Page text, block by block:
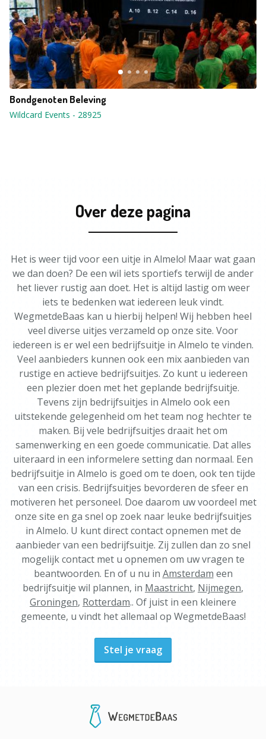
Bondgenoten Beleving
Wildcard Events - 28925
Over deze pagina
Het is weer tijd voor een uitje in Almelo! Maar wat gaan
we dan doen? De een wil iets sportiefs terwijl de ander
het liever rustig aan doet. Het is altijd lastig om weer
iets te bedenken wat iedereen leuk vindt.
WegmetdeBaas kan u hierbij helpen! Wij hebben heel
veel diverse uitjes verzameld op onze site. Voor
iedereen is er wel een bedrijfsuitje in Almelo te vinden.
Veel aanbieders kunnen ook een mix aanbieden van
rustige en actieve bedrijfsuitjes. Zo kunt u iedereen
een plezier doen met het geplande bedrijfsuitje.
Tevens zijn bedrijfsuitjes in Almelo ook een
uitstekende gelegenheid om het team nog hechter te
maken. Bij vele bedrijfsuitjes draait het om
samenwerking en een goede communicatie. Dat alles
uiteraard in een informelere setting dan normaal. Een
bedrijfsuitje in Almelo is goed om te doen, ook ten tijde
van een crisis. Bedrijfsuitjes bevorderen de sfeer en
motiveren het personeel. Doe daarom uw voordeel met
onze site en ga snel op zoek naar leuke bedrijfsuitjes
in Almelo. U kunt direct contact opnemen met de
aanbieder van een bedrijfsuitje. Zij zullen dan zo snel
mogelijk contact met u opnemen om uw vragen te
beantwoorden. En of u nu in Amsterdam een
bedrijfsuitje wil plannen, in Maastricht, Nijmegen,
Groningen, Rotterdam.. Of juist in een kleinere
gemeente, u vindt het allemaal op WegmetdeBaas!
Stel je vraag